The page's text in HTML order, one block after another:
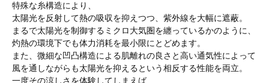
特殊な糸構造により、
太陽光を反射して熱の吸収を抑えつつ、紫外線を大幅に遮蔽。
まるで太陽光を制御するミクロ大気圏を纏っているかのように、
灼熱の環境下でも体力消耗を最小限にとどめます。
また、微細な凹凸構造による肌離れの良さと高い通気性によって
風を通しながらも太陽光を抑えるという相反する性能を両立。
一度その涼しさを体験してしまえば